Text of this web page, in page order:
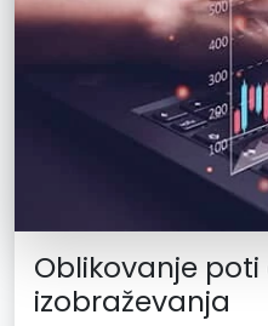
Oblikovanje
izobraževanja